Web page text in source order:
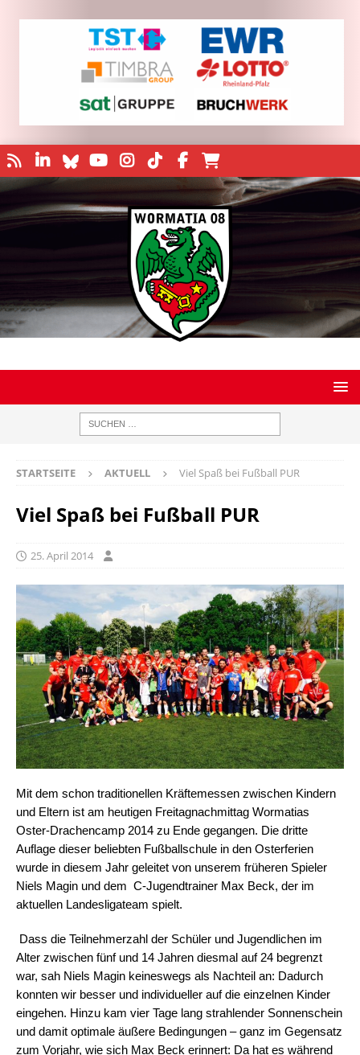
STARTSEITE AKTUELL Viel Spaß bei Fußball PUR
Viel Spaß bei Fußball PUR
25. April 2014
Mit dem schon traditionellen Kräftemessen zwischen Kindern
und Eltern ist am heutigen Freitagnachmittag Wormatias
Oster-Drachencamp 2014 zu Ende gegangen. Die dritte
Auflage dieser beliebten Fußballschule in den Osterferien
wurde in diesem Jahr geleitet von unserem früheren Spieler
Niels Magin und dem C-Jugendtrainer Max Beck, der im
aktuellen Landesligateam spielt.
Dass die Teilnehmerzahl der Schüler und Jugendlichen im
Alter zwischen fünf und 14 Jahren diesmal auf 24 begrenzt
war, sah Niels Magin keineswegs als Nachteil an: Dadurch
konnten wir besser und individueller auf die einzelnen Kinder
eingehen. Hinzu kam vier Tage lang strahlender Sonnenschein
und damit optimale äußere Bedingungen – ganz im Gegensatz
zum Vorjahr, wie sich Max Beck erinnert: Da hat es während